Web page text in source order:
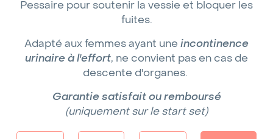
Pessaire pour soutenir la vessie et bloquer les
fuites.
Adapté aux femmes ayant une incontinence
urinaire à l'effort, ne convient pas en cas de
descente d'organes.
Garantie satisfait ou remboursé
(uniquement sur le start set)